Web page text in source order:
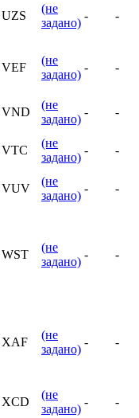
UZS
(не
задано)
- -
VEF
(не
задано)
- -
VND
(не
задано)
- -
VTC
(не
задано)
- -
VUV
(не
задано)
- -
WST
(не
задано)
- -
XAF
(не
задано)
- -
XCD
(не
задано)
- -